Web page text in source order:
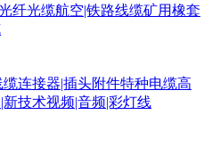
纤光缆航空|铁路线缆矿用橡套
缆连接器|插头附件特种电缆高
新技术视频|音频|彩灯线